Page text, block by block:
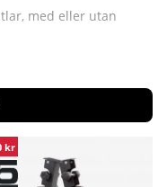
med eller utan
kr